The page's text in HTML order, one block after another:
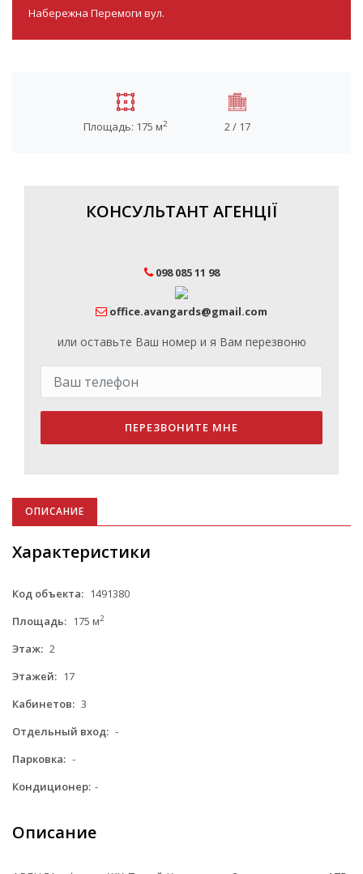
Набережна Перемоги вул.
Площадь: 175 м2 2 / 17
КОНСУЛЬТАНТ АГЕНЦІЇ
098 085 11 98
office.avangards@gmail.com
или оставьте Ваш номер и я Вам перезвоню
ПЕРЕЗВОНИТЕ МНЕ
ОПИСАНИЕ
Характеристики
Код объекта: 1491380
Площадь: 175 м2
Этаж: 2
Этажей: 17
Кабинетов: 3
Отдельный вход: -
Парковка: -
Кондиционер: -
Описание